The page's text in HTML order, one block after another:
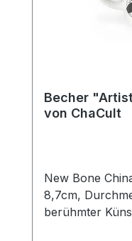
Becher
von ChaCult
New Bone
8,7cm, Durchmesser
berühmter